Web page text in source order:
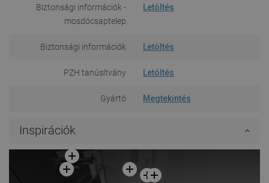
Biztonsági információk -
mosdócsaptelep
Letöltés
Biztonsági információk Letöltés
PZH tanúsítvány Letöltés
Gyártó Megtekintés
Inspirációk